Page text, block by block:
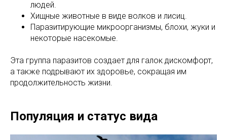
людей.
Хищные животные в виде волков и лисиц.
Паразитирующие микроорганизмы, блохи, жуки и
некоторые насекомые.
Эта группа паразитов создает для галок дискомфорт,
а также подрывают их здоровье, сокращая им
продолжительность жизни.
Популяция и статус вида